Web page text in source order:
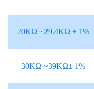
20KΩ ~29.4KΩ ± 1%
30KΩ ~39KΩ± 1%